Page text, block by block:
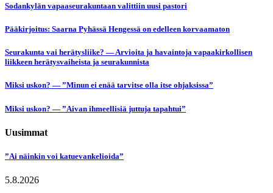
Sodankylän vapaaseurakuntaan valittiin uusi pastori
Pääkirjoitus: Saarna Pyhässä Hengessä on edelleen korvaamaton
Seurakunta vai herätysliike? — Arvioita ja havaintoja vapaakirkollisen
liikkeen herätysvaiheista ja seurakunnista
Miksi uskon? — ”Minun ei enää tarvitse olla itse ohjaksissa”
Miksi uskon? — ”Aivan ihmeellisiä juttuja tapahtui”
Uusimmat
”Ai näinkin voi katuevankelioida”
5.8.2026